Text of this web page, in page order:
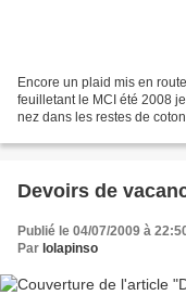
Encore un plaid mis en
feuilletant le MCI été 2008
nez dans les restes de
Devoirs de
Publié le 04/07/2009 à
Par lolapinso